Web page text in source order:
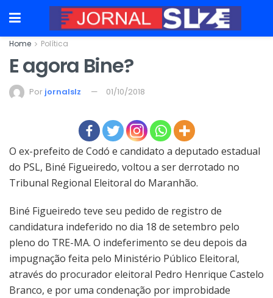
Home Política
E agora Bine?
Por jornalslz 01/10/2018
O ex-prefeito de Codó e candidato a deputado estadual
do PSL, Biné Figueiredo, voltou a ser derrotado no
Tribunal Regional Eleitoral do Maranhão.
Biné Figueiredo teve seu pedido de registro de
candidatura indeferido no dia 18 de setembro pelo
pleno do TRE-MA. O indeferimento se deu depois da
impugnação feita pelo Ministério Público Eleitoral,
através do procurador eleitoral Pedro Henrique Castelo
Branco, e por uma condenação por improbidade